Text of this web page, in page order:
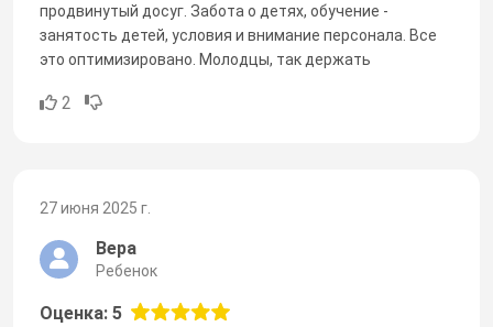
продвинутый досуг. Забота о детях, обучение -
занятость детей, условия и внимание персонала. Все
это оптимизировано. Молодцы, так держать
2
27 июня 2025 г.
Вера
Ребенок
Оценка: 5